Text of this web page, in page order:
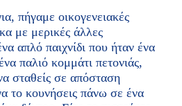
πήγαμε οικογενειακές
με μερικές άλλες
απλό παιχνίδι που ήταν ένα
παλιό κομμάτι πετονιάς,
σταθείς σε απόσταση
το κουνήσεις πάνω σε ένα